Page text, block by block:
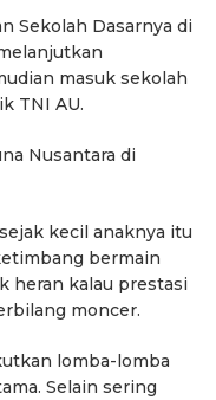
Sekolah Dasarnya di
masuk sekolah
TNI AU.
Nusantara di
kecil anaknya itu
bermain
heran kalau prestasi
moncer.
lomba-lomba
Selain sering